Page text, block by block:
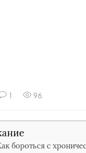
1 96
бороться с